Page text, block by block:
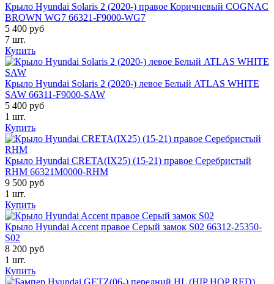
Крыло Hyundai Solaris 2 (2020-) правое Коричневый COGNAC
BROWN WG7 66321-F9000-WG7
5 400 руб
7 шт.
Купить
Крыло Hyundai Solaris 2 (2020-) левое Белый ATLAS WHITE
SAW 66311-F9000-SAW
5 400 руб
1 шт.
Купить
Крыло Hyundai CRETA(IX25) (15-21) правое Серебристый
RHM 66321M0000-RHM
9 500 руб
1 шт.
Купить
Крыло Hyundai Accent правое Серый замок S02 66312-25350-
S02
8 200 руб
1 шт.
Купить